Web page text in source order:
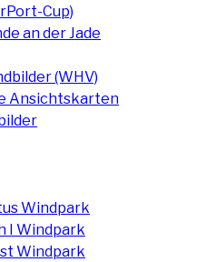
Cup)
an der Jade
(WHV)
Ansichtskarten
Windpark
I Windpark
Windpark